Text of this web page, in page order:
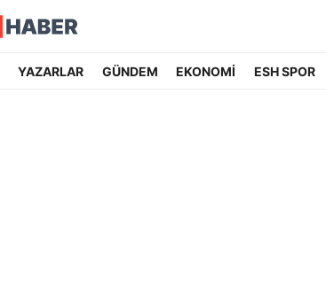
YAZARLAR GÜNDEM EKONOMİ ESH SPOR